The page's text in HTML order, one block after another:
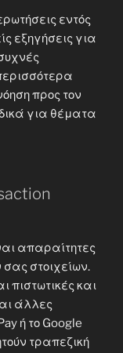
εντός
εξηγήσεις για
προς τον
για θέματα
απαραίτητες
σας στοιχείων.
πιστωτικές και
άλλες
ή το Google
τραπεζική